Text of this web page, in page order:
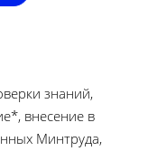
знаний,
внесение в
Минтруда,